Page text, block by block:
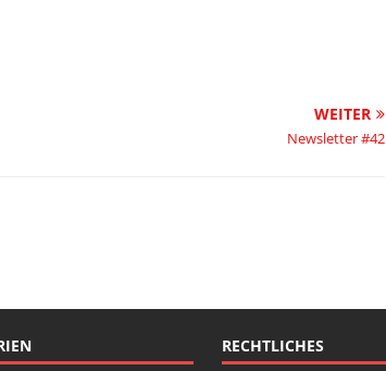
WEITER
Newsletter #42
RECHTLICHES